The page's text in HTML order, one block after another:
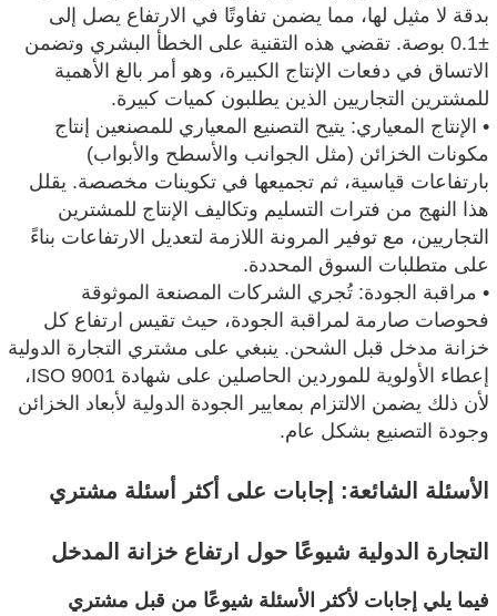
بدقة لا مثيل لها، مما يضمن تفاوتًا في الارتفاع يصل إلى
±0.1 بوصة. تقضي هذه التقنية على الخطأ البشري وتضمن
الاتساق في دفعات الإنتاج الكبيرة، وهو أمر بالغ الأهمية
للمشترين التجاريين الذين يطلبون كميات كبيرة.
• الإنتاج المعياري: يتيح التصنيع المعياري للمصنعين إنتاج
مكونات الخزائن (مثل الجوانب والأسطح والأبواب)
بارتفاعات قياسية، ثم تجميعها في تكوينات مخصصة. يقلل
هذا النهج من فترات التسليم وتكاليف الإنتاج للمشترين
التجاريين، مع توفير المرونة اللازمة لتعديل الارتفاعات بناءً
على متطلبات السوق المحددة.
• مراقبة الجودة: تُجري الشركات المصنعة الموثوقة
فحوصات صارمة لمراقبة الجودة، حيث تقيس ارتفاع كل
خزانة مدخل قبل الشحن. ينبغي على مشتري التجارة الدولية
إعطاء الأولوية للموردين الحاصلين على شهادة ISO 9001،
لأن ذلك يضمن الالتزام بمعايير الجودة الدولية لأبعاد الخزائن
وجودة التصنيع بشكل عام.
الأسئلة الشائعة: إجابات على أكثر أسئلة مشتري
التجارة الدولية شيوعًا حول ارتفاع خزانة المدخل
فيما يلي إجابات لأكثر الأسئلة شيوعًا من قبل مشتري